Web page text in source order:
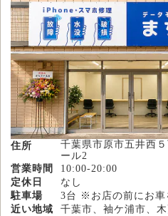
住所
千葉県市原市五井西
ール2
営業時間
10:00-20:00
定休日
なし
駐車場
3台 ※お店の前にお車
近い地域
千葉市、袖ケ浦市、